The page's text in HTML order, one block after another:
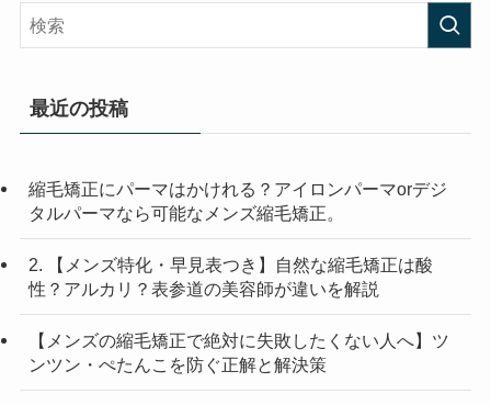
最近の投稿
縮毛矯正にパーマはかけれる？アイロンパーマorデジ
タルパーマなら可能なメンズ縮毛矯正。
2. 【メンズ特化・早見表つき】自然な縮毛矯正は酸
性？アルカリ？表参道の美容師が違いを解説
【メンズの縮毛矯正で絶対に失敗したくない人へ】ツ
ンツン・ぺたんこを防ぐ正解と解決策